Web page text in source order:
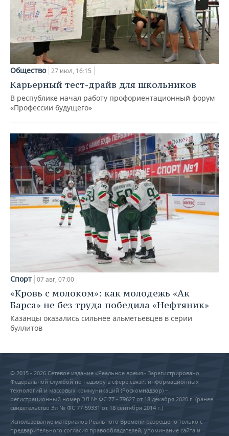
Общество 27 июл, 16:15
Карьерный тест-драйв для школьников
В республике начал работу профориентационный форум
«Профессии будущего»
Спорт 07 авг, 07:00
«Кровь с молоком»: как молодежь «Ак
Барса» не без труда победила «Нефтяник»
Казанцы оказались сильнее альметьевцев в серии
буллитов
© 2015 - 2026 Сетевое издание «Реальное время» Зарегистрировано
Федеральной службой по надзору в сфере связи, информационных
технологий и массовых коммуникаций (Роскомнадзор) –
регистрационный номер ЭЛ № ФС 77 - 79627 от 18 декабря 2020 г. (ранее
свидетельство Эл № ФС 77-59331 от 18 сентября 2014 г.)
Использование материалов Реального Времени разрешено только с
предварительного согласия правообладателей, упоминание сайта и